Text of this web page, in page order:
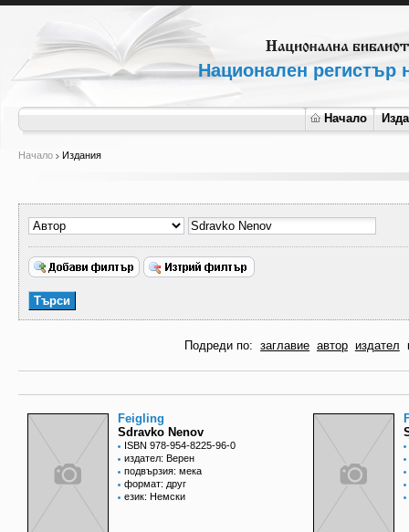
Национален регистър
Начало
Начало Издания
Подреди по: заглавие автор издател
Feigling
Sdravko Nenov
ISBN 978-954-8225-96-0
издател: Верен
подвързия: мека
формат: друг
език: Немски